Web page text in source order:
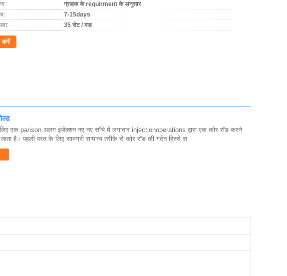
ग्राहक के requirment के अनुसार
7-15days
35 सेट / माह
करें
एक parison अलग इंजेक्शन नए नए साँचे में लगातार injectionoperations द्वारा एक कोर रॉड करने
है। पहली परत के लिए सामग्री सामान्य तरीके से कोर रॉड की गर्दन हिस्से स